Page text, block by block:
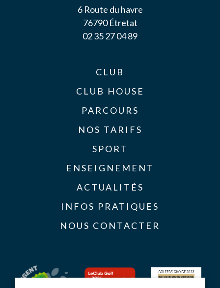
6 Route du havre
76790 Étretat
02 35 27 04 89
CLUB
CLUB HOUSE
PARCOURS
NOS TARIFS
SPORT
ENSEIGNEMENT
ACTUALITÉS
INFOS PRATIQUES
NOUS CONTACTER